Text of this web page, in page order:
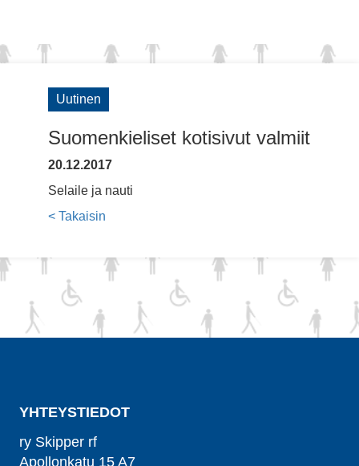
Uutinen
Suomenkieliset kotisivut valmiit
20.12.2017
Selaile ja nauti
< Takaisin
YHTEYSTIEDOT
ry Skipper rf
Apollonkatu 15 A7